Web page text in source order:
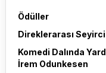
Ödüller
Direklerarası
Komedi Dalında
İrem Odunkesen